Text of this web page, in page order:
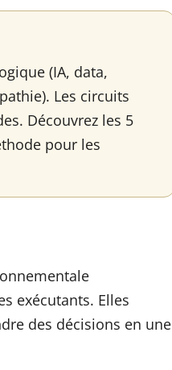
(IA, data,
Les circuits
Découvrez les 5
pour les
exécutants. Elles
des décisions en une